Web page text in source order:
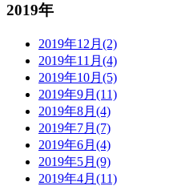
2019年
2019年12月(2)
2019年11月(4)
2019年10月(5)
2019年9月(11)
2019年8月(4)
2019年7月(7)
2019年6月(4)
2019年5月(9)
2019年4月(11)